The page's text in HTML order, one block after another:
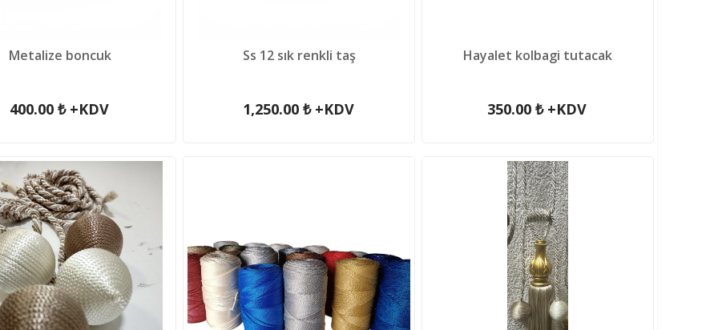
Metalize boncuk
400.00 ₺ +KDV
Ss 12 sık renkli taş
1,250.00 ₺ +KDV
Hayalet kolbagi tutacak
350.00 ₺ +KDV